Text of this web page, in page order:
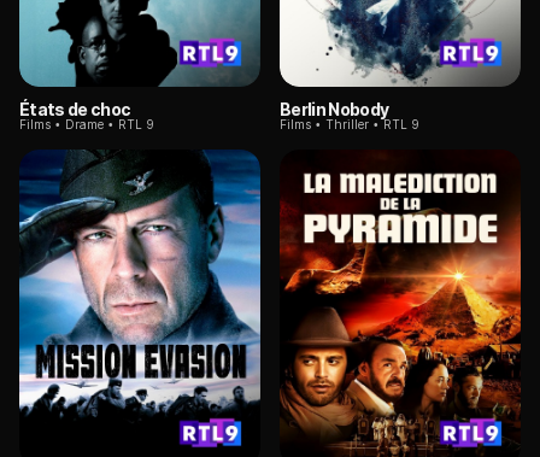
États de choc
Films Drame RTL 9
Berlin Nobody
Films Thriller RTL 9